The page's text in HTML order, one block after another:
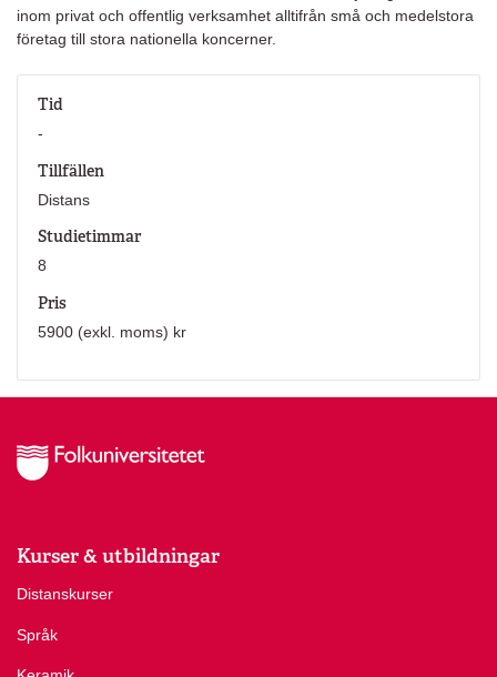
inom privat och offentlig verksamhet alltifrån små och medelstora
företag till stora nationella koncerner.
Tid
-
Tillfällen
Distans
Studietimmar
8
Pris
5900 (exkl. moms) kr
Kurser & utbildningar
Distanskurser
Språk